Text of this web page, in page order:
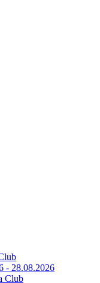
- 28.08.2026
Club